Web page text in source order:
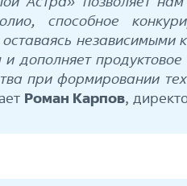
способное
независимыми
дополняет
при формировании
Роман Карпов ,